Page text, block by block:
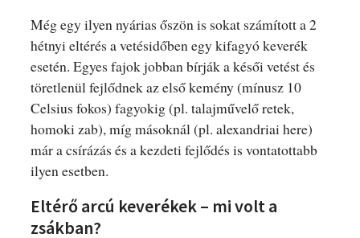
Még egy ilyen nyárias őszön is sokat számított a 2
hétnyi eltérés a vetésidőben egy kifagyó keverék
esetén. Egyes fajok jobban bírják a késői vetést és
töretlenül fejlődnek az első kemény (mínusz 10
Celsius fokos) fagyokig (pl. talajművelő retek,
homoki zab), míg másoknál (pl. alexandriai here)
már a csírázás és a kezdeti fejlődés is vontatottabb
ilyen esetben.
Eltérő arcú keverékek – mi volt a
zsákban?